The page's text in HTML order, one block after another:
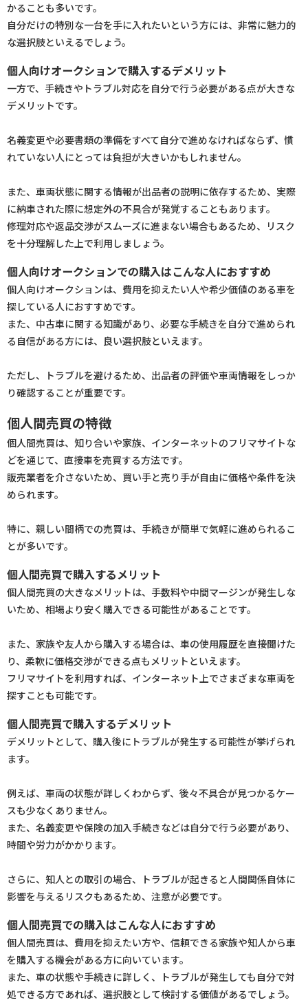
かることも多いです。
自分だけの特別な一台を手に入れたいという方には、非常に魅力的
な選択肢といえるでしょう。
個人向けオークションで購入するデメリット
一方で、手続きやトラブル対応を自分で行う必要がある点が大きな
デメリットです。
名義変更や必要書類の準備をすべて自分で進めなければならず、慣
れていない人にとっては負担が大きいかもしれません。
また、車両状態に関する情報が出品者の説明に依存するため、実際
に納車された際に想定外の不具合が発覚することもあります。
修理対応や返品交渉がスムーズに進まない場合もあるため、リスク
を十分理解した上で利用しましょう。
個人向けオークションでの購入はこんな人におすすめ
個人向けオークションは、費用を抑えたい人や希少価値のある車を
探している人におすすめです。
また、中古車に関する知識があり、必要な手続きを自分で進められ
る自信がある方には、良い選択肢といえます。
ただし、トラブルを避けるため、出品者の評価や車両情報をしっか
り確認することが重要です。
個人間売買の特徴
個人間売買は、知り合いや家族、インターネットのフリマサイトな
どを通じて、直接車を売買する方法です。
販売業者を介さないため、買い手と売り手が自由に価格や条件を決
められます。
特に、親しい間柄での売買は、手続きが簡単で気軽に進められるこ
とが多いです。
個人間売買で購入するメリット
個人間売買の大きなメリットは、手数料や中間マージンが発生しな
いため、相場より安く購入できる可能性があることです。
また、家族や友人から購入する場合は、車の使用履歴を直接聞けた
り、柔軟に価格交渉ができる点もメリットといえます。
フリマサイトを利用すれば、インターネット上でさまざまな車両を
探すことも可能です。
個人間売買で購入するデメリット
デメリットとして、購入後にトラブルが発生する可能性が挙げられ
ます。
例えば、車両の状態が詳しくわからず、後々不具合が見つかるケー
スも少なくありません。
また、名義変更や保険の加入手続きなどは自分で行う必要があり、
時間や労力がかかります。
さらに、知人との取引の場合、トラブルが起きると人間関係自体に
影響を与えるリスクもあるため、注意が必要です。
個人間売買での購入はこんな人におすすめ
個人間売買は、費用を抑えたい方や、信頼できる家族や知人から車
を購入する機会がある方に向いています。
また、車の状態や手続きに詳しく、トラブルが発生しても自分で対
処できる方であれば、選択肢として検討する価値があるでしょう。